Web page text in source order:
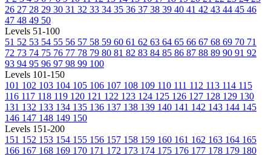
26 27 28 29 30 31 32 33 34 35 36 37 38 39 40 41 42 43 44 45 46
47 48 49 50
Levels 51-100
51 52 53 54 55 56 57 58 59 60 61 62 63 64 65 66 67 68 69 70 71
72 73 74 75 76 77 78 79 80 81 82 83 84 85 86 87 88 89 90 91 92
93 94 95 96 97 98 99 100
Levels 101-150
101 102 103 104 105 106 107 108 109 110 111 112 113 114 115
116 117 118 119 120 121 122 123 124 125 126 127 128 129 130
131 132 133 134 135 136 137 138 139 140 141 142 143 144 145
146 147 148 149 150
Levels 151-200
151 152 153 154 155 156 157 158 159 160 161 162 163 164 165
166 167 168 169 170 171 172 173 174 175 176 177 178 179 180